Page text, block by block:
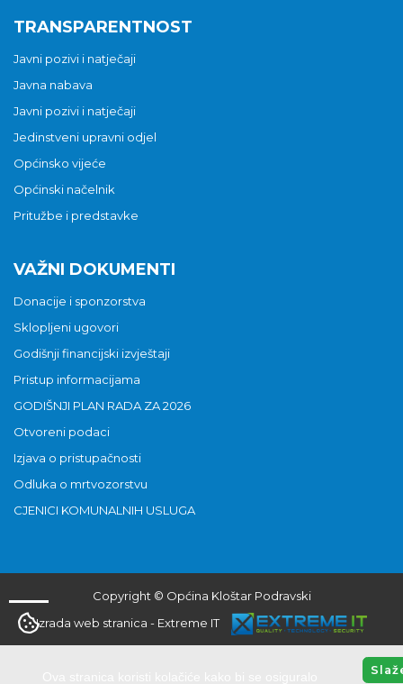
TRANSPARENTNOST
Javni pozivi i natječaji
Javna nabava
Javni pozivi i natječaji
Jedinstveni upravni odjel
Općinsko vijeće
Općinski načelnik
Pritužbe i predstavke
VAŽNI DOKUMENTI
Donacije i sponzorstva
Sklopljeni ugovori
Godišnji financijski izvještaji
Pristup informacijama
GODIŠNJI PLAN RADA ZA 2026
Otvoreni podaci
Izjava o pristupačnosti
Odluka o mrtvozorstvu
CJENICI KOMUNALNIH USLUGA
Copyright © Općina Kloštar Podravski
Izrada web stranica - Extreme IT